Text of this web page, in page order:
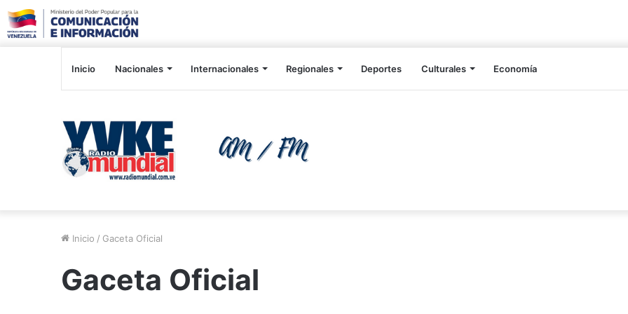
Inicio Nacionales Internacionales Regionales Deportes Culturales Economía
Inicio / Gaceta Oficial
Gaceta Oficial